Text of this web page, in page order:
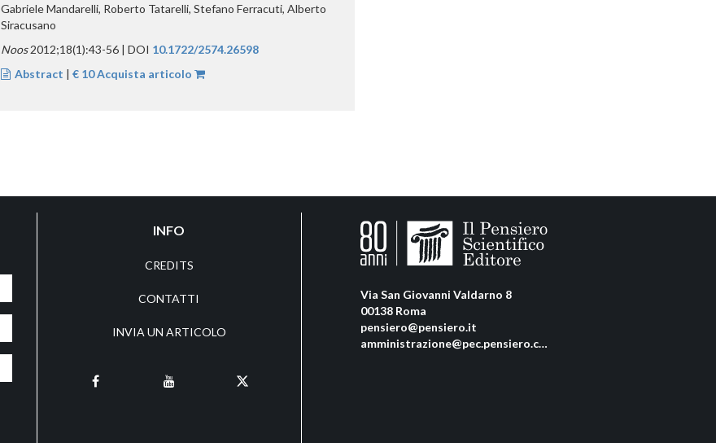
Gabriele Mandarelli, Roberto Tatarelli, Stefano Ferracuti, Alberto
Siracusano
Noos2012;18(1):43-56 | DOI 10.1722/2574.26598
Abstract | € 10 Acquista articolo
INFO
CREDITS
CONTATTI
INVIA UN ARTICOLO
Via San Giovanni Valdarno 8
00138 Roma
pensiero@pensiero.it
amministrazione@pec.pensiero.com